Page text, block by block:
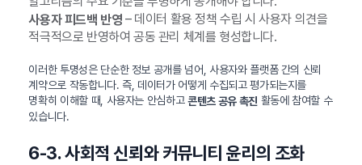
사용자 피드백 반영 – 데이터 활용 정책 수립 시 사용자 의견을
적극적으로 반영하여 공동 관리 체계를 형성합니다.
이러한 투명성은 단순한 정보 공개를 넘어, 사용자와 플랫폼 간의 신뢰
계약으로 작동합니다. 즉, 데이터가 어떻게 수집되고 평가되는지를
명확히 이해할 때, 사용자는 안심하고콘텐츠 공유 촉진 활동에 참여할 수
있습니다.
6-3. 사회적 신뢰와 커뮤니티 윤리의 조화